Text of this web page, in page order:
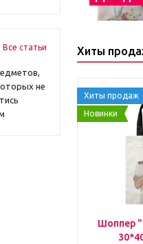
Все статьи
не
Хиты
Хиты продаж
Новинки
Шоппер